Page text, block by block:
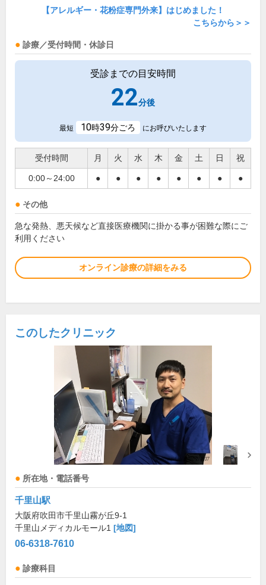
【アレルギー・花粉症専門外来】はじめました！
こちらから＞＞
診療／受付時間・休診日
受診までの目安時間
22分後
最短 10時39分ごろ にお呼びいたします
受付時間 月 火 水 木 金 土 日 祝
0:00～24:00 ● ● ● ● ● ● ● ●
その他
急な発熱、悪天候など直接医療機関に掛かる事が困難な際にご
利用ください
オンライン診療の詳細をみる
このしたクリニック
所在地・電話番号
千里山駅
大阪府吹田市千里山霧が丘9-1
千里山メディカルモール1 [地図]
06-6318-7610
診療科目